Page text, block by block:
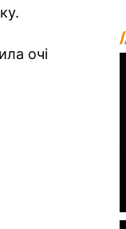
очі